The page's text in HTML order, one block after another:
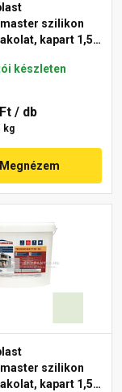
szilikon
kapart 1,5
készleten
/ db
kg
Megnézem
szilikon
kapart 1,5